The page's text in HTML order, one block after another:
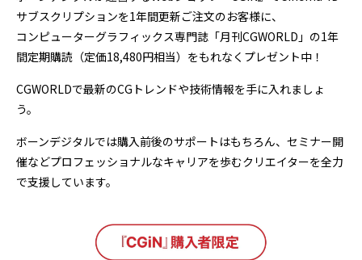
サブスクリプションを1年間更新ご注文のお客様に、
コンピューターグラフィックス専門誌「月刊CGWORLD」の1年
間定期購読（定価18,480円相当）をもれなくプレゼント中！
CGWORLDで最新のCGトレンドや技術情報を手に入れましょ
う。
ボーンデジタルでは購入前後のサポートはもちろん、セミナー開
催などプロフェッショナルなキャリアを歩むクリエイターを全力
で支援しています。